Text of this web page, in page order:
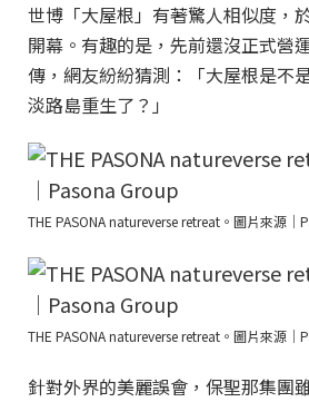
世博「大屋根」有著驚人相似度，
開幕。有趣的是，先前還沒正式營
傳，網友紛紛猜測：「大屋根是不
淡路島重生了？」
THE PASONA natureverse retreat。圖片來源｜
THE PASONA natureverse retreat。圖片來源｜
針對外界的美麗誤會，保聖那集團